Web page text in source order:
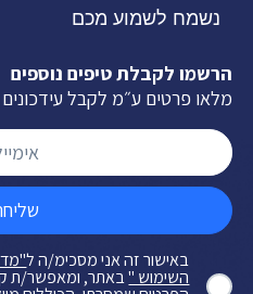
נשמח לשמוע מכם
הרשמו לקבלת טיפים נוספים
מלאו פרטים ע״מ לקבל עידכונים
באישור זה אני מסכימ/ה ל
השימוש "באתר, ומאפשר/ת